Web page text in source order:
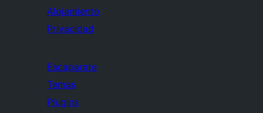
Alojamiento
Privacidad
Escaparate
Temas
Plugins